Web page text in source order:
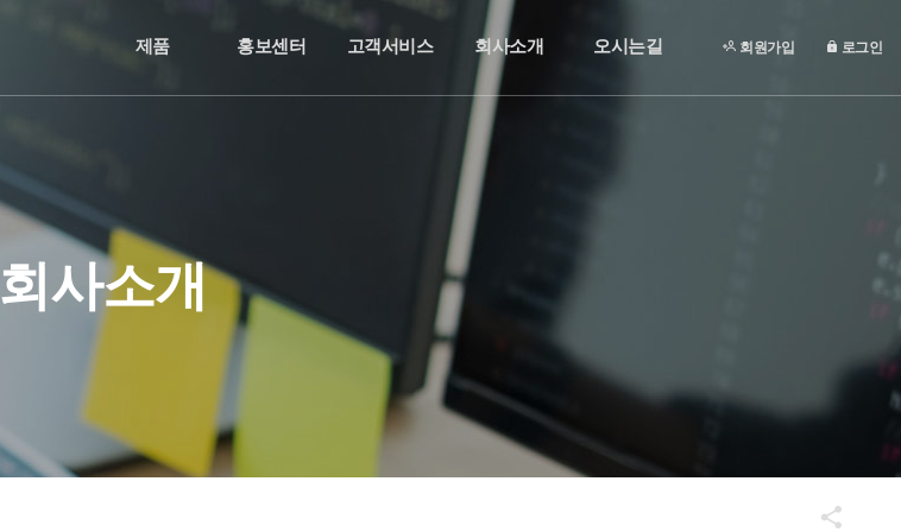
제품 홍보센터 고객서비스 회사소개 오시는길 회원가입 로그인
회사소개